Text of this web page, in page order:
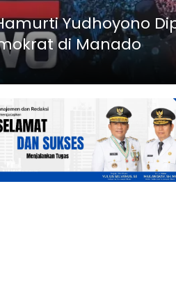
Yudhoyono
di Manado